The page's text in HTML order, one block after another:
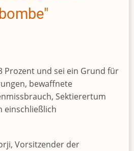
Prozent und sei ein Grund für
bewaffnete
Sektierertum
einschließlich
Vorsitzender der